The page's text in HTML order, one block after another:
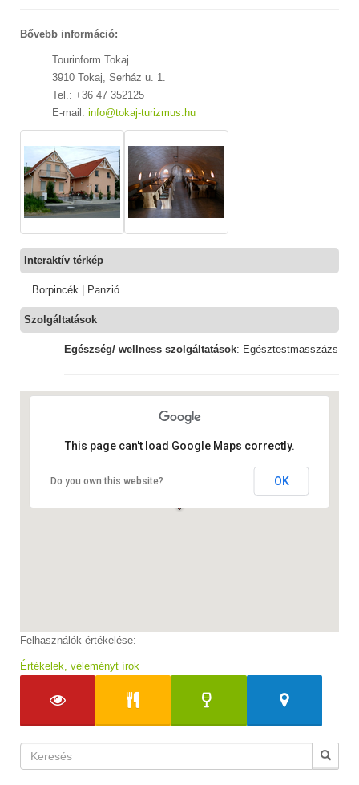
Bővebb információ:
Tourinform Tokaj
3910 Tokaj, Serház u. 1.
Tel.: +36 47 352125
E-mail: info@tokaj-turizmus.hu
Interaktív térkép
Borpincék | Panzió
Szolgáltatások
Egészség/ wellness szolgáltatások: Egésztestmasszázs
This page can't load Google Maps correctly.
Do you own this website? OK
Felhasználók értékelése:
Értékelek, véleményt írok